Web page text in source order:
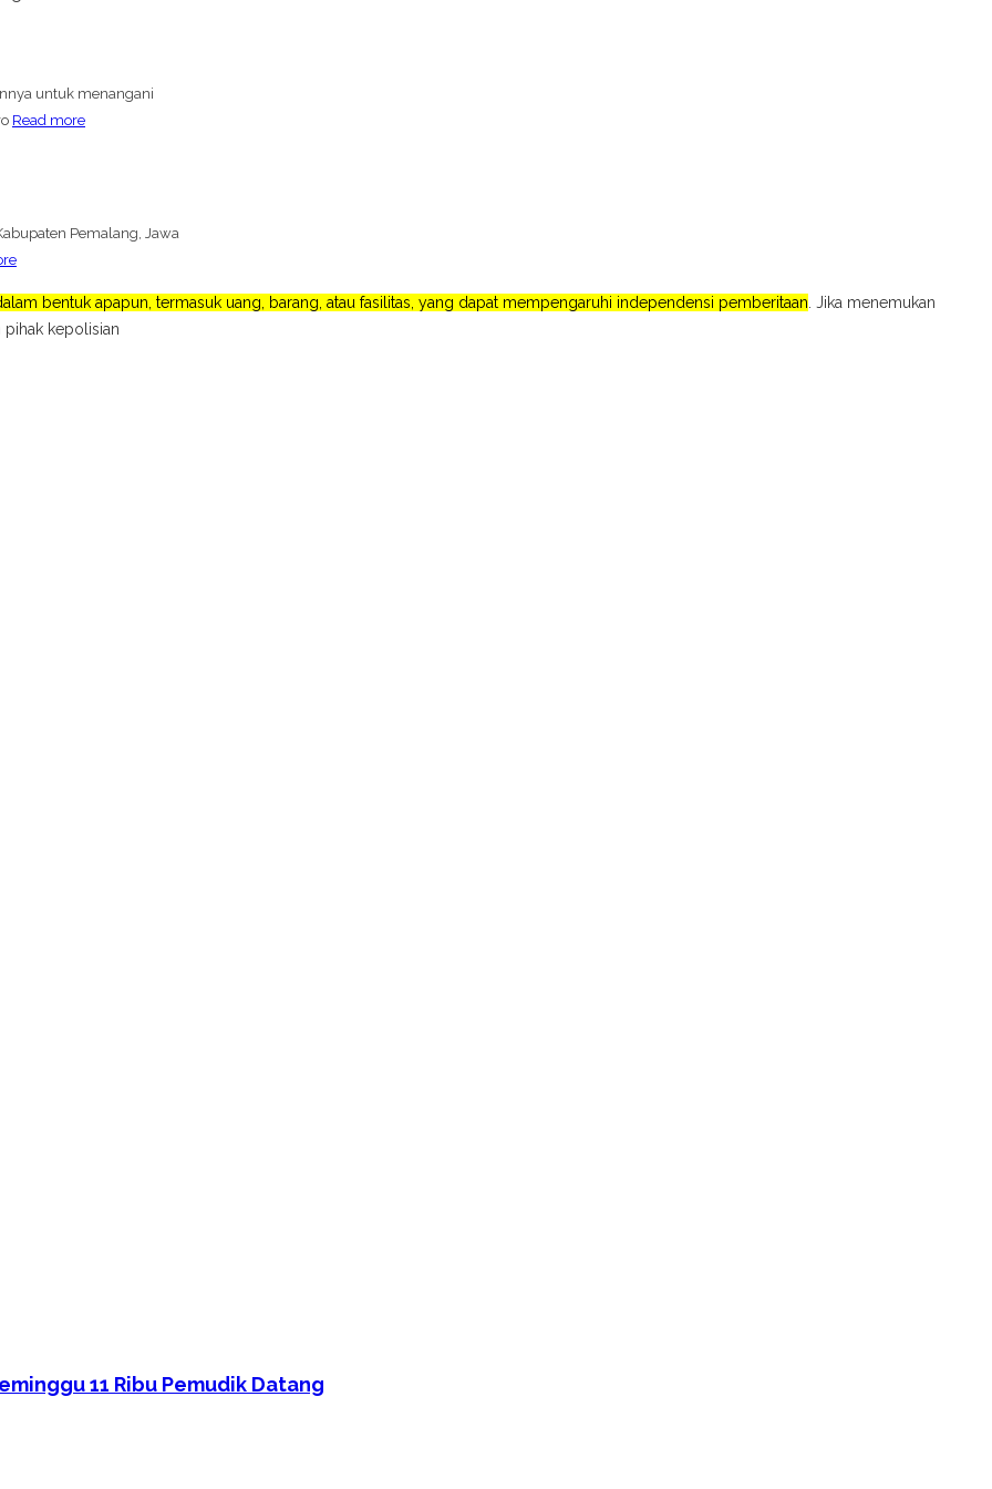
untuk menangani
Read more
Pemalang, Jawa
bentuk apapun, termasuk uang, barang, atau fasilitas, yang dapat mempengaruhi independensi pemberitaan . Jika menemukan
kepolisian
11 Ribu Pemudik Datang